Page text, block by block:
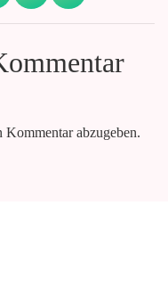
Kommentar abzugeben.